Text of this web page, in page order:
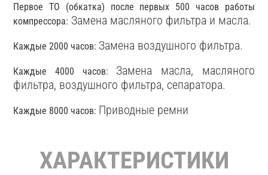
Первое ТО (обкатка) после первых 500 часов работы
компрессора: Замена масляного фильтра и масла.
Каждые 2000 часов: Замена воздушного фильтра.
Каждые 4000 часов: Замена масла, масляного
фильтра, воздушного фильтра, сепаратора.
Каждые 8000 часов: Приводные ремни
ХАРАКТЕРИСТИКИ